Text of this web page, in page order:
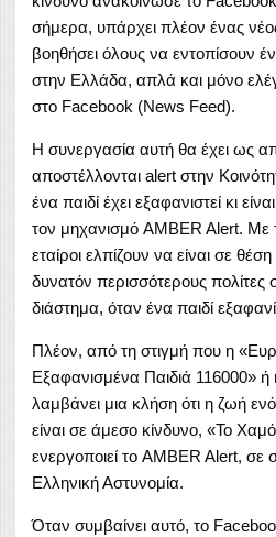
σήμερα, υπάρχει πλέον ένας
βοηθήσει όλους να εντοπίσουν
στην Ελλάδα, απλά και μόνο
στο Facebook (News Feed).
Η συνεργασία αυτή θα έχει ως
αποστέλλονται alert στην
ένα παιδί έχει εξαφανιστεί κι
τον μηχανισμό AMBER Alert. Με
εταίροι ελπίζουν να είναι σε
δυνατόν περισσότερους πολίτες
διάστημα, όταν ένα παιδί
Πλέον, από τη στιγμή που η
Εξαφανισμένα Παιδιά 116000» ή
λαμβάνει μια κλήση ότι η ζωή
είναι σε άμεσο κίνδυνο, «Το
ενεργοποιεί το AMBER Alert, σε
Ελληνική Αστυνομία.
Όταν συμβαίνει αυτό, το